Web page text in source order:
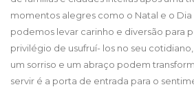
momentos alegres como o Natal e o Dia
podemos levar carinho e diversão para
privilégio de usufruí- los no seu
um sorriso e um abraço podem
servir é a porta de entrada para o